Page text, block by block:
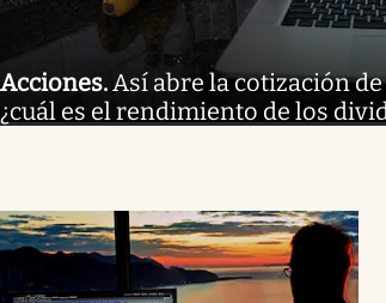
Acciones.Así abre la cotización
¿cuál es el rendimiento de los